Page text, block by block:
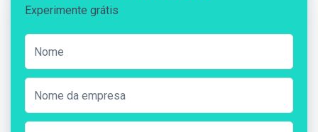
Experimente grátis